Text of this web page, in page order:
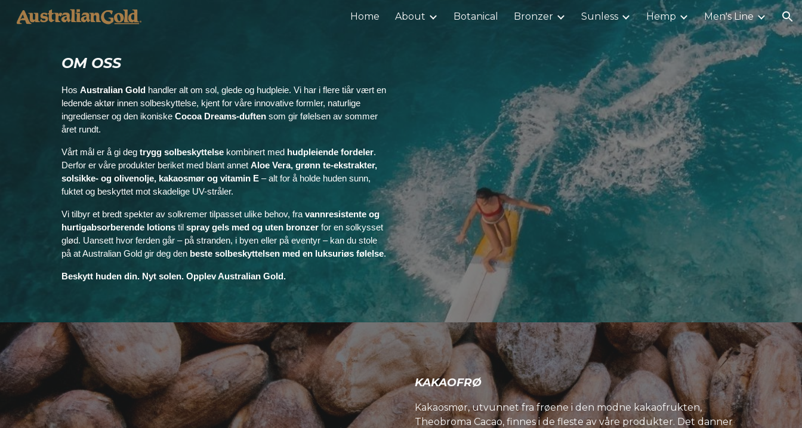
Skip to navigation
Home About Botanical Bronzer Sunless Hemp Men's Line
OM OSS
Hos Australian Gold handler alt om sol, glede og hudpleie. Vi har i flere tiår vært en
ledende aktør innen solbeskyttelse, kjent for våre innovative formler, naturlige
ingredienser og den ikoniske Cocoa Dreams-duftensom gir følelsen av sommer
året rundt.
Vårt mål er å gi deg trygg solbeskyttelsekombinert med hudpleiende fordeler.
Derfor er våre produkter beriket med blant annet Aloe Vera, grønn te-ekstrakter,
solsikke- og olivenolje, kakaosmør og vitamin E– alt for å holde huden sunn,
fuktet og beskyttet mot skadelige UV-stråler.
Vi tilbyr et bredt spekter av solkremer tilpasset ulike behov, fra vannresistente og
hurtigabsorberende lotionstil spray gels med og uten bronzerfor en solkysset
glød. Uansett hvor ferden går – på stranden, i byen eller på eventyr – kan du stole
på at Australian Gold gir deg den beste solbeskyttelsen med en luksuriøs følelse.
Beskytt huden din. Nyt solen. Opplev Australian Gold.
KAKAOFRØ
Kakaosmør, utvunnet fra frøene i den modne kakaofrukten,
Theobroma Cacao, finnes i de fleste av våre produkter. Det danner